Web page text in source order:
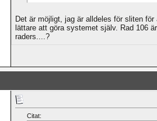
Det är möjligt, jag är alldeles för sliten
lättare att göra systemet själv. Rad 106
raders....?
Citat: